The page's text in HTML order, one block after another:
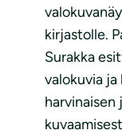
kirjastolle.
Surakka
valokuvia
harvinaisen